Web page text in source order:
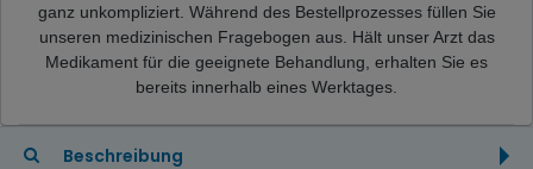
ganz unkompliziert. Während des Bestellprozesses füllen Sie
unseren medizinischen Fragebogen aus. Hält unser Arzt das
Medikament für die geeignete Behandlung, erhalten Sie es
bereits innerhalb eines Werktages.
Beschreibung